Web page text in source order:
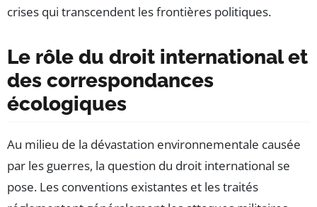
crises qui transcendent les frontières politiques.
Le rôle du droit international et
des correspondances
écologiques
Au milieu de la dévastation environnementale causée
par les guerres, la question du droit international se
pose. Les conventions existantes et les traités